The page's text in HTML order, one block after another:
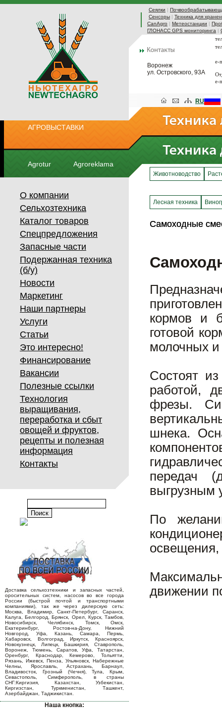
Сеялки |
Сенсоры | Техника для
CanAgro | Метеостанции |
ГЛОНАСС GPS мониторинга |
Воронеж
ул. Островского, 93А
e-
e-
АГРОВЫСТАВКИ
Agrotur Agroreklama
RU
О компании
Сельхозтехника
Каталог товаров
Спецпредложения
Запасные части
Подержанная техника
(б/у)
Новости
Маркетинг
Наши партнеры
Услуги
Статьи
Это интересно!
Финансирование
Вакансии
Полезные ссылки
Технология
выращивания,
переработка и сбыт
овощей и фруктов,
рецепты и полезная
информация
Контакты
Доставка сельхозтехники и запасных частей,
оросительных систем, насосов во все города
России (быстрой почтой и транспортными
компаниями), так же через дилерскую сеть:
Москва, Владимир, Санкт-Петербург, Саранск,
Калуга, Белгород, Брянск, Орел, Курск, Тамбов,
Новосибирск, Челябинск, Томск, Омск,
Екатеринбург, Ростов-на-Дону, Нижний
Новгород, Уфа, Казань, Самара, Пермь,
Хабаровск, Волгоград, Иркутск, Красноярск,
Новокузнецк, Липецк, Башкирия, Ставрополь,
Воронеж, Тюмень, Саратов, Уфа, Татарстан,
Оренбург, Краснодар, Кемерово, Тольятти,
Рязань, Ижевск, Пенза, Ульяновск, Набережные
Челны, Ярославль, Астрахань, Барнаул,
Владивосток, Грозный (Чечня), Тула, Крым,
Севастополь, Симферополь, в страны
СНГ:Киргизия, Казахстан, Узбекистан,
Киргизстан, Туркменистан, Ташкент,
Азербайджан, Таджикистан.
Наша кнопка:
Животноводство
Лесная техника
Самоходные
Самоходные
кормов и
готовой
молочных и
Состоят
работой,
фрезы.
шнека.
передач
выгрузным
По
освещения,
движении